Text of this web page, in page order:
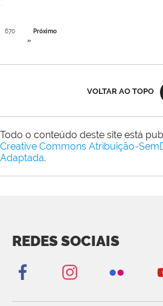
670
Próximo
»
VOLTAR AO TOPO
Todo o conteúdo deste site está
Creative Commons Atribuição-
Adaptada.
REDES SOCIAIS